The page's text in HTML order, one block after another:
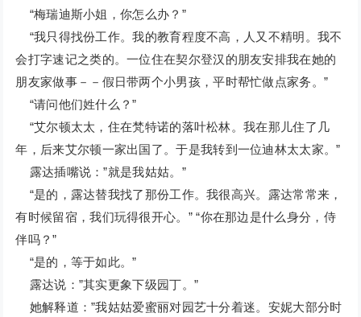
“梅瑞迪斯小姐，你怎么办？”
“我只得找份工作。我的教育程度不高，人又不精明。我不
会打字速记之类的。一位住在契尔登汉的朋友安排我在她的
朋友家做事－－假日带两个小男孩，平时帮忙做点家务。”
“请问他们姓什么？”
“艾尔顿太太，住在梵特诺的落叶松林。我在那儿住了几
年，后来艾尔顿一家出国了。于是我转到一位迪林太太家。”
露达插嘴说：”就是我姑姑。”
“是的，露达替我找了那份工作。我很高兴。露达常常来，
有时候留宿，我们玩得很开心。” “你在那边是什么身分，侍
伴吗？”
“是的，等于如此。”
露达说：”其实更象下级园丁。”
她解释道：”我姑姑爱蜜丽对园艺十分着迷。安妮大部分时